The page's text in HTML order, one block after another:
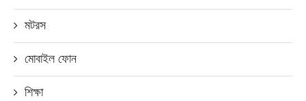
মটরস
মোবাইল ফোন
শিক্ষা